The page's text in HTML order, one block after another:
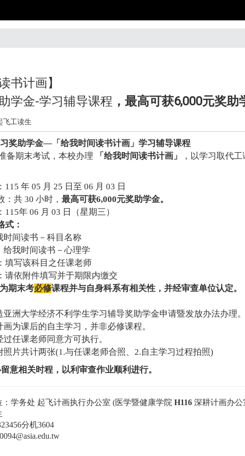
书计画】
学金-学习辅导课程 ，最高可获6,000元奖助
飞工读生
奖助学金—「给我时间读书计画 」学习辅导课程
备期末考试，本校办理
「给我时间读书计画 」
，以学习取代
115 年 05 月 25 日至 06 月 03 日
：共 30 小时， 最高可获6,000元奖助学金。
115年 06 月 03 日（星期三）
式：
时间读书－科目名称
给我时间读书－心理学
填写该科目之任课老师
请依附件填写并于期限内缴交
期末考必修课程并与自身科系有相关性，并经审查单位认定。
亚洲大学经济不利学生学习辅导奖助学金申请暨发放办法办理。
画为课后的自主学习，并非必修课程。
过任课老师同意方可执行。
照片共计两张(1.与任课老师合照、2.自主学习过程拍照)
意相关时程，以利审查作业顺利进行。
学务处 起飞计画执行办公室 (医学暨健康学院 H116 深耕计画办公
分机3604